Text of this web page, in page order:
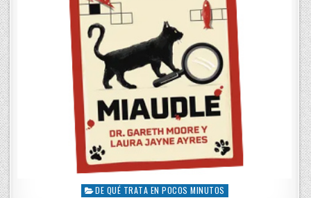
P
DE QUÉ TRATA EN POCOS MINUTOS